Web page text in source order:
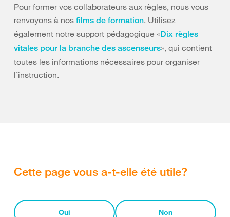
Pour former vos collaborateurs aux règles, nous vous
renvoyons à nos films de formation. Utilisez
également notre support pédagogique «Dix règles
vitales pour la branche des ascenseurs», qui contient
toutes les informations nécessaires pour organiser
l’instruction.
Cette page vous a-t-elle été utile?
Oui Non